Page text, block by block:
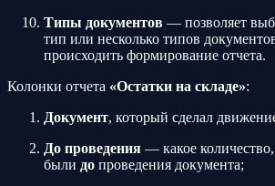
Типы документов — позволяет
тип или несколько типов
происходить формирование отчета.
Колонки отчета «Остатки на складе»:
Документ, который сделал
До проведения — какое
были до проведения документа;